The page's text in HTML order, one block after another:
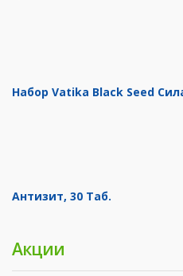
Набор Vatika Black Seed
Антизит, 30 Таб.
Акции